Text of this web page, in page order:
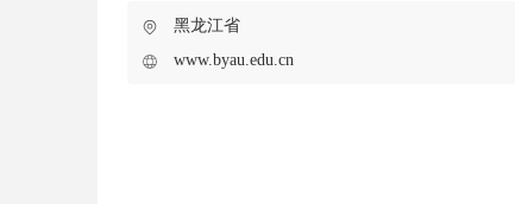
黑龙江省
www.byau.edu.cn